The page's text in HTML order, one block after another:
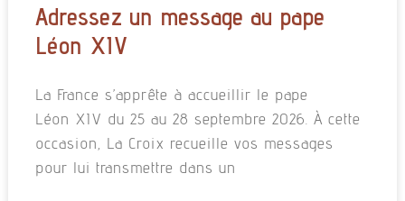
Adressez un message au pape
Léon XIV
La France s’apprête à accueillir le pape
Léon XIV du 25 au 28 septembre 2026. À cette
occasion, La Croix recueille vos messages
pour lui transmettre dans un